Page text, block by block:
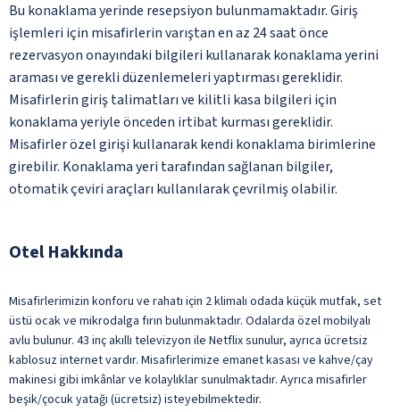
Bu konaklama yerinde resepsiyon bulunmamaktadır. Giriş
işlemleri için misafirlerin varıştan en az 24 saat önce
rezervasyon onayındaki bilgileri kullanarak konaklama yerini
araması ve gerekli düzenlemeleri yaptırması gereklidir.
Misafirlerin giriş talimatları ve kilitli kasa bilgileri için
konaklama yeriyle önceden irtibat kurması gereklidir.
Misafirler özel girişi kullanarak kendi konaklama birimlerine
girebilir. Konaklama yeri tarafından sağlanan bilgiler,
otomatik çeviri araçları kullanılarak çevrilmiş olabilir.
Otel Hakkında
Misafirlerimizin konforu ve rahatı için 2 klimalı odada küçük mutfak, set
üstü ocak ve mikrodalga fırın bulunmaktadır. Odalarda özel mobilyalı
avlu bulunur. 43 inç akıllı televizyon ile Netflix sunulur, ayrıca ücretsiz
kablosuz internet vardır. Misafirlerimize emanet kasası ve kahve/çay
makinesi gibi imkânlar ve kolaylıklar sunulmaktadır. Ayrıca misafirler
beşik/çocuk yatağı (ücretsiz) isteyebilmektedir.